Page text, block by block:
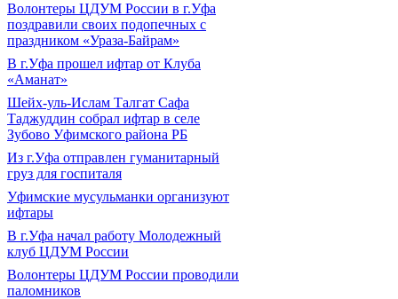
Волонтеры ЦДУМ России в г.Уфа
поздравили своих подопечных с
праздником «Ураза-Байрам»
В г.Уфа прошел ифтар от Клуба
«Аманат»
Шейх-уль-Ислам Талгат Сафа
Таджуддин собрал ифтар в селе
Зубово Уфимского района РБ
Из г.Уфа отправлен гуманитарный
груз для госпиталя
Уфимские мусульманки организуют
ифтары
В г.Уфа начал работу Молодежный
клуб ЦДУМ России
Волонтеры ЦДУМ России проводили
паломников